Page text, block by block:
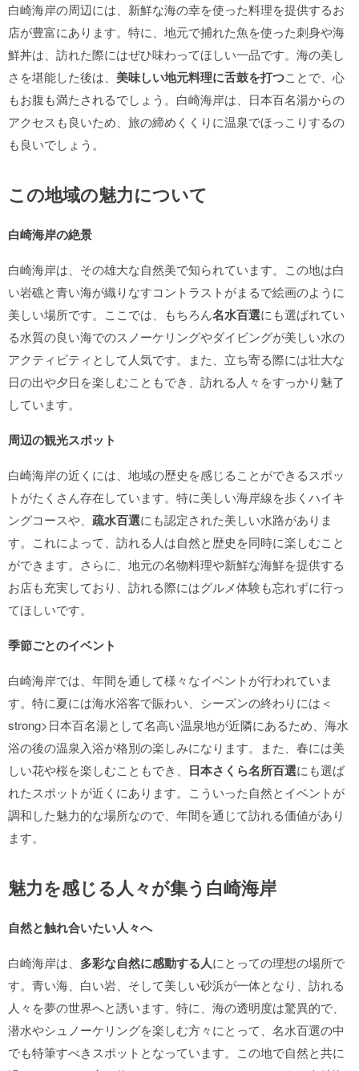
白崎海岸の周辺には、新鮮な海の幸を使った料理を提供するお
店が豊富にあります。特に、地元で捕れた魚を使った刺身や海
鮮丼は、訪れた際にはぜひ味わってほしい一品です。海の美し
さを堪能した後は、 美味しい地元料理に舌鼓を打つことで、心
もお腹も満たされるでしょう。白崎海岸は、日本百名湯からの
アクセスも良いため、旅の締めくくりに温泉でほっこりするの
も良いでしょう。
この地域の魅力について
白崎海岸の絶景
白崎海岸は、その雄大な自然美で知られています。この地は白
い岩礁と青い海が織りなすコントラストがまるで絵画のように
美しい場所です。ここでは、もちろん名水百選にも選ばれてい
る水質の良い海でのスノーケリングやダイビングが美しい水の
アクティビティとして人気です。また、立ち寄る際には壮大な
日の出や夕日を楽しむこともでき、訪れる人々をすっかり魅了
しています。
周辺の観光スポット
白崎海岸の近くには、地域の歴史を感じることができるスポッ
トがたくさん存在しています。特に美しい海岸線を歩くハイキ
ングコースや、 疏水百選にも認定された美しい水路がありま
す。これによって、訪れる人は自然と歴史を同時に楽しむこと
ができます。さらに、地元の名物料理や新鮮な海鮮を提供する
お店も充実しており、訪れる際にはグルメ体験も忘れずに行っ
てほしいです。
季節ごとのイベント
白崎海岸では、年間を通して様々なイベントが行われていま
す。特に夏には海水浴客で賑わい、シーズンの終わりには＜
strong>日本百名湯として名高い温泉地が近隣にあるため、海水
浴の後の温泉入浴が格別の楽しみになります。また、春には美
しい花や桜を楽しむこともでき、 日本さくら名所百選にも選ば
れたスポットが近くにあります。こういった自然とイベントが
調和した魅力的な場所なので、年間を通じて訪れる価値があり
ます。
魅力を感じる人々が集う白崎海岸
自然と触れ合いたい人々へ
白崎海岸は、 多彩な自然に感動する人にとっての理想の場所で
す。青い海、白い岩、そして美しい砂浜が一体となり、訪れる
人々を夢の世界へと誘います。特に、海の透明度は驚異的で、
潜水やシュノーケリングを楽しむ方々にとって、名水百選の中
でも特筆すべきスポットとなっています。この地で自然と共に